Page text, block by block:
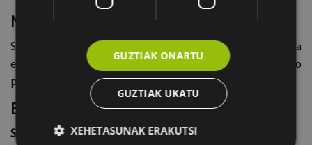
Norentzat
Sare sozialetan publizitate-kanpainak nola erabili eta
ezarri jakin nahi duten antolakundeetako
profesionalentzat.
Edukia
Sare sozialetako publizitateari buruzko sarrera
GUZTIAK ONARTU
GUZTIAK UKATU
XEHETASUNAK ERAKUTSI